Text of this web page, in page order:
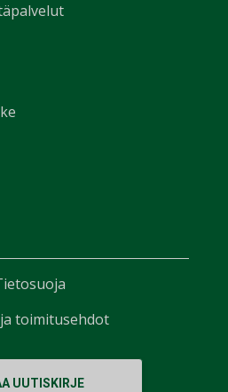
UUTISKIRJE
toimitusehdot